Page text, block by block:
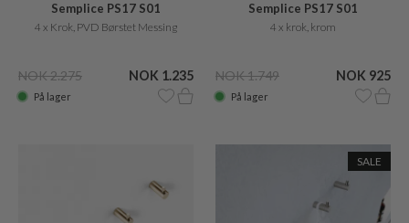
Semplice PS17 S01
4 x Krok, PVD Børstet Messing
NOK 2.275 NOK 1.235
På lager
Semplice PS17 S01
4 x krok, krom
NOK 1.749 NOK 925
På lager
SALE